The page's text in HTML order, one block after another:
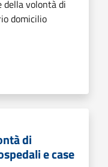
della volontà di
domicilio
di
e case